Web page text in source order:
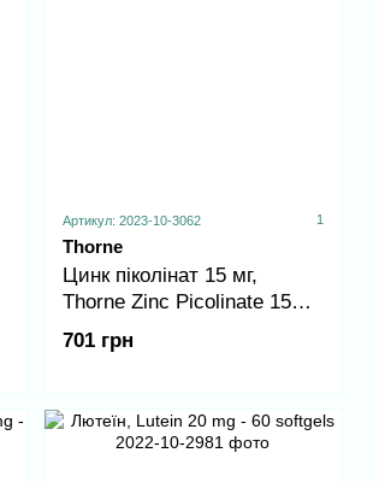
Артикул: 2023-10-3062 1
Thorne
Цинк піколінат 15 мг,
Thorne Zinc Picolinate 15
mg - 60 caps
701 грн